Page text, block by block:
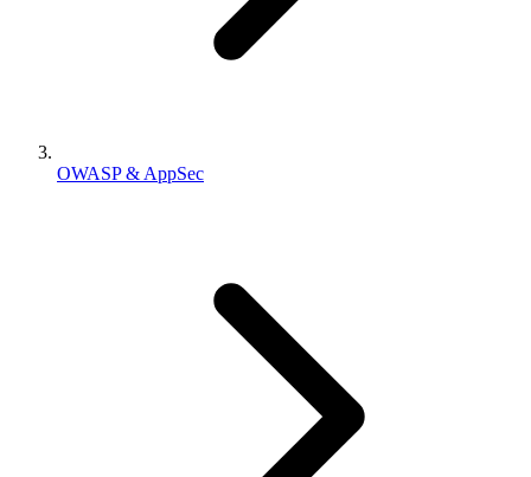
OWASP & AppSec